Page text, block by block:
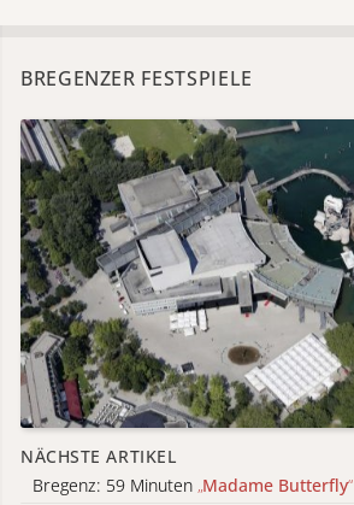
BREGENZER FESTSPIELE
NÄCHSTE ARTIKEL
Bregenz: 59 Minuten „Madame Butterfly“